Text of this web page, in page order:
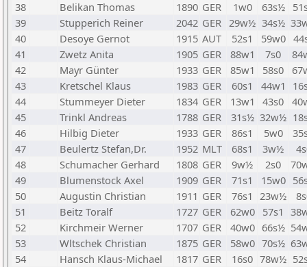
38
Belikan Thomas 1890 GER 1w0 63s½
39
Stupperich Reiner 2042 GER 29w½ 34s½
40
Desoye Gernot 1915 AUT 52s1 59w0
41
Zwetz Anita 1905 GER 88w1 7s0
42
Mayr Günter 1933 GER 85w1 58s0
43
Kretschel Klaus 1983 GER 60s1 44w1
44
Stummeyer Dieter 1834 GER 13w1 43s0
45
Trinkl Andreas 1788 GER 31s½ 32w½
46
Hilbig Dieter 1933 GER 86s1 5w0
47
Beulertz Stefan,Dr. 1952 MLT 68s1 3w½
48
Schumacher Gerhard 1808 GER 9w½ 2s0
49
Blumenstock Axel 1909 GER 71s1 15w0
50
Augustin Christian 1911 GER 76s1 23w½
51
Beitz Toralf 1727 GER 62w0 57s1
52
Kirchmeir Werner 1707 GER 40w0 66s½
53
Wltschek Christian 1875 GER 58w0 70s½
54
Hansch Klaus-Michael 1817 GER 16s0 78w½